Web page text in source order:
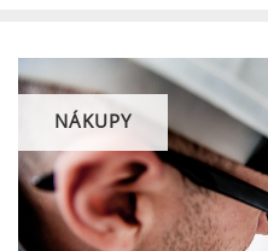
NÁKUPY